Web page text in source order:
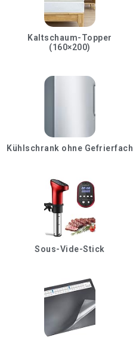
Kaltschaum-Topper
(160×200)
Kühlschrank ohne Gefrierfach
Sous-Vide-Stick